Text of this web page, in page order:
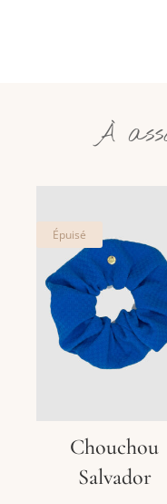
À
Épuisé
Chouchou
Salvador